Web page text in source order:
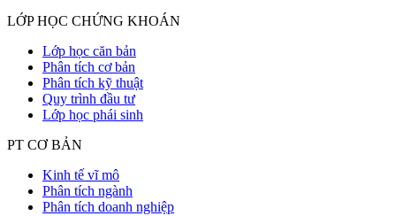
LỚP HỌC CHỨNG KHOÁN
Lớp học căn bản
Phân tích cơ bản
Phân tích kỹ thuật
Quy trình đầu tư
Lớp học phái sinh
PT CƠ BẢN
Kinh tế vĩ mô
Phân tích ngành
Phân tích doanh nghiệp